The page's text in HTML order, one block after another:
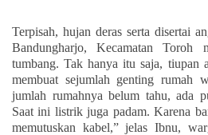
Terpisah, hujan deras serta disertai
Bandungharjo, Kecamatan Toroh
tumbang. Tak hanya itu saja, tiupan
membuat sejumlah genting rumah
jumlah rumahnya belum tahu, ada
Saat ini listrik juga padam. Karena
memutuskan kabel,” jelas Ibnu,